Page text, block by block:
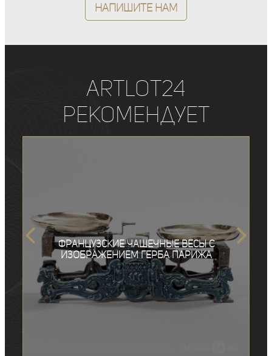
Напишите нам
ArtLot24
рекомендует
Французские чашечные весы с
изображением герба Парижа